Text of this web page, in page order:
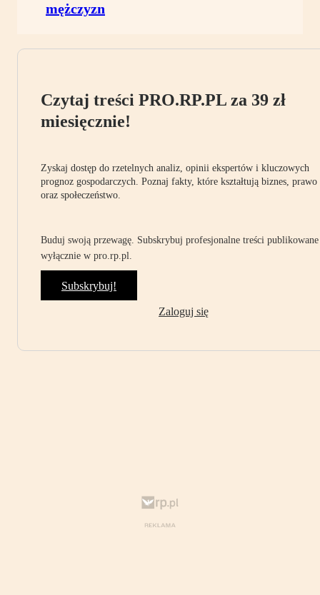
mężczyzn
Czytaj treści PRO.RP.PL za 39 zł
miesięcznie!
Zyskaj dostęp do rzetelnych analiz, opinii ekspertów i kluczowych
prognoz gospodarczych. Poznaj fakty, które kształtują biznes, prawo
oraz społeczeństwo.
Buduj swoją przewagę. Subskrybuj profesjonalne treści publikowane
wyłącznie w pro.rp.pl.
Subskrybuj!
Zaloguj się